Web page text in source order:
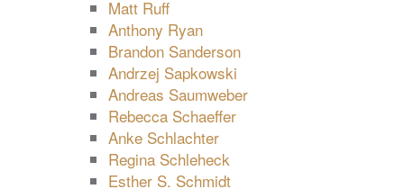
Matt Ruff
Anthony Ryan
Brandon Sanderson
Andrzej Sapkowski
Andreas Saumweber
Rebecca Schaeffer
Anke Schlachter
Regina Schleheck
Esther S. Schmidt